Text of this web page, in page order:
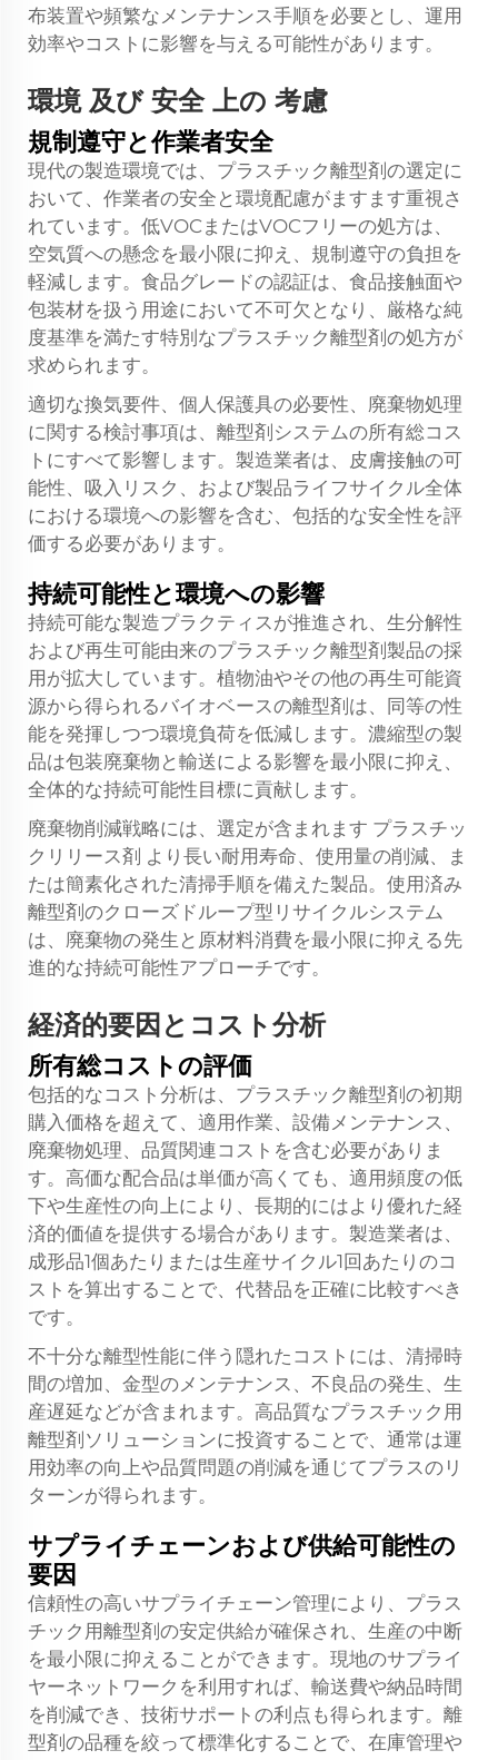
布装置や頻繁なメンテナンス手順を必要とし、運用
効率やコストに影響を与える可能性があります。
環境 及び 安全 上の 考慮
規制遵守と作業者安全
現代の製造環境では、プラスチック離型剤の選定に
おいて、作業者の安全と環境配慮がますます重視さ
れています。低VOCまたはVOCフリーの処方は、
空気質への懸念を最小限に抑え、規制遵守の負担を
軽減します。食品グレードの認証は、食品接触面や
包装材を扱う用途において不可欠となり、厳格な純
度基準を満たす特別なプラスチック離型剤の処方が
求められます。
適切な換気要件、個人保護具の必要性、廃棄物処理
に関する検討事項は、離型剤システムの所有総コス
トにすべて影響します。製造業者は、皮膚接触の可
能性、吸入リスク、および製品ライフサイクル全体
における環境への影響を含む、包括的な安全性を評
価する必要があります。
持続可能性と環境への影響
持続可能な製造プラクティスが推進され、生分解性
および再生可能由来のプラスチック離型剤製品の採
用が拡大しています。植物油やその他の再生可能資
源から得られるバイオベースの離型剤は、同等の性
能を発揮しつつ環境負荷を低減します。濃縮型の製
品は包装廃棄物と輸送による影響を最小限に抑え、
全体的な持続可能性目標に貢献します。
廃棄物削減戦略には、選定が含まれます プラスチッ
クリリース剤 より長い耐用寿命、使用量の削減、ま
たは簡素化された清掃手順を備えた製品。使用済み
離型剤のクローズドループ型リサイクルシステム
は、廃棄物の発生と原材料消費を最小限に抑える先
進的な持続可能性アプローチです。
経済的要因とコスト分析
所有総コストの評価
包括的なコスト分析は、プラスチック離型剤の初期
購入価格を超えて、適用作業、設備メンテナンス、
廃棄物処理、品質関連コストを含む必要がありま
す。高価な配合品は単価が高くても、適用頻度の低
下や生産性の向上により、長期的にはより優れた経
済的価値を提供する場合があります。製造業者は、
成形品1個あたりまたは生産サイクル1回あたりのコ
ストを算出することで、代替品を正確に比較すべき
です。
不十分な離型性能に伴う隠れたコストには、清掃時
間の増加、金型のメンテナンス、不良品の発生、生
産遅延などが含まれます。高品質なプラスチック用
離型剤ソリューションに投資することで、通常は運
用効率の向上や品質問題の削減を通じてプラスのリ
ターンが得られます。
サプライチェーンおよび供給可能性の
要因
信頼性の高いサプライチェーン管理により、プラス
チック用離型剤の安定供給が確保され、生産の中断
を最小限に抑えることができます。現地のサプライ
ヤーネットワークを利用すれば、輸送費や納品時間
を削減でき、技術サポートの利点も得られます。離
型剤の品種を絞って標準化することで、在庫管理や